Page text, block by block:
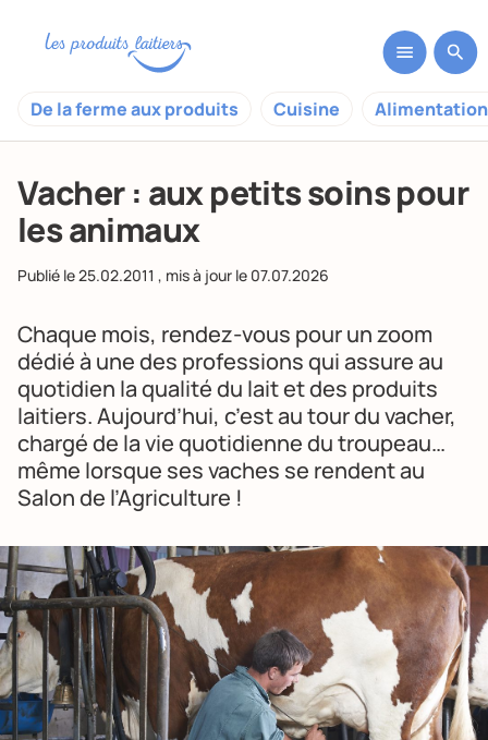
De la ferme aux produits Cuisine
Vacher : aux petits soins pour
les animaux
Publié le25.02.2011 , mis à jour le 07.07.2026
Chaque mois, rendez-vous pour un zoom
dédié à une des professions qui assure au
quotidien la qualité du lait et des produits
laitiers. Aujourd’hui, c’est au tour du vacher,
chargé de la vie quotidienne du troupeau…
même lorsque ses vaches se rendent au
Salon de l’Agriculture !